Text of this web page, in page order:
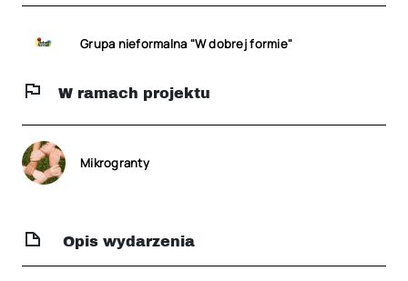
Grupa nieformalna "W dobrej formie"
W ramach projektu
Mikrogranty
Opis wydarzenia